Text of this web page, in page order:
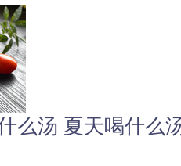
么汤 夏天喝什么